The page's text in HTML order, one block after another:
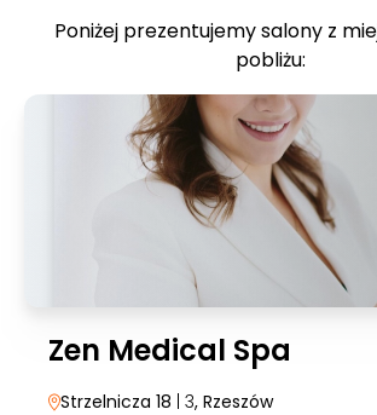
Poniżej prezentujemy salony z
pobliżu:
Zen Medical Spa
Strzelnicza 18 | 3, Rzeszów